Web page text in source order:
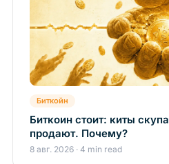
Биткойн
Биткоин стоит: киты
продают. Почему?
8 авг. 2026 · 4 min read